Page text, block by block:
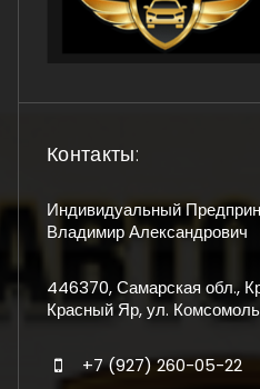
Контакты:
Индивидуальный
Владимир Александрович
446370, Самарская обл.,
Красный Яр, ул.
+7 (927) 260-05-22